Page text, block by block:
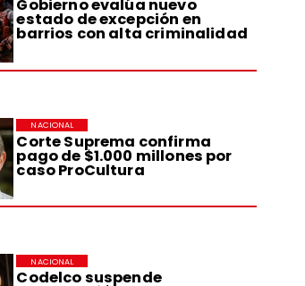
Gobierno evalúa nuevo
estado de excepción en
barrios con alta criminalidad
Corte Suprema confirma
pago de $1.000 millones por
caso ProCultura
NACIONAL
Codelco suspende
NACIONAL